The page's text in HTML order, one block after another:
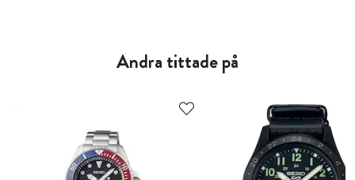
Andra tittade på